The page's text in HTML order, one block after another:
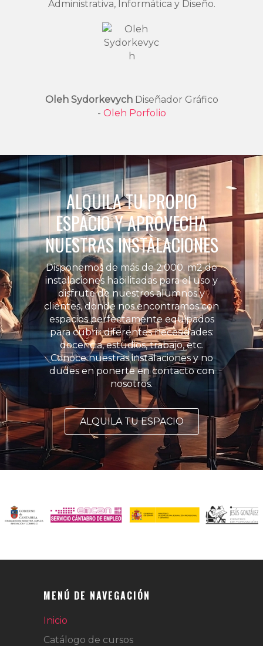
Administrativa, Informática y Diseño.
Oleh SydorkevychDiseñador Gráfico
- Oleh Porfolio
ALQUILA TU PROPIO
ESPACIO Y APROVECHA
NUESTRAS INSTALACIONES
Disponemos de más de 2.000. m2 de
instalaciones habilitadas para el uso y
disfrute de nuestros alumnos y
clientes, donde nos encontramos con
espacios perfectamente equipados
para cubrir diferentes necesidades:
docencia, estudios, trabajo, etc.
Conoce nuestras instalaciones y no
dudes en ponerte en contacto con
nosotros.
ALQUILA TU ESPACIO
MENÚ DE NAVEGACIÓN
Inicio
Catálogo de cursos